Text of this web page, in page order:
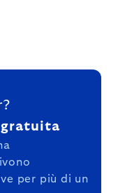
per più di un